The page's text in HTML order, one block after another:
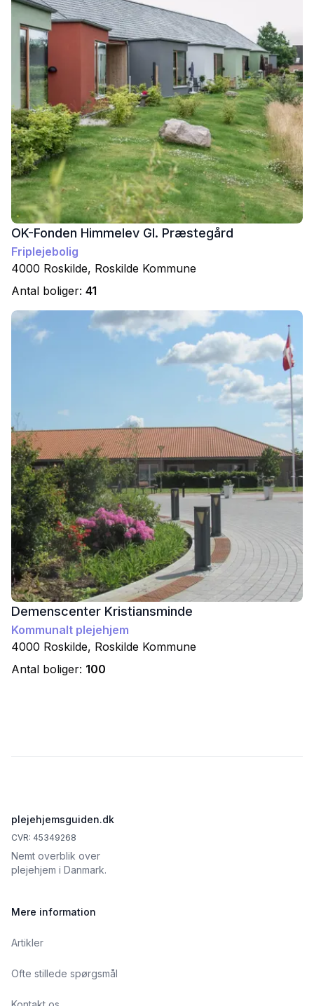
OK-Fonden Himmelev Gl. Præstegård
Friplejebolig
4000 Roskilde, Roskilde Kommune
Antal boliger: 41
Demenscenter Kristiansminde
Kommunalt plejehjem
4000 Roskilde, Roskilde Kommune
Antal boliger: 100
plejehjemsguiden.dk
CVR: 45349268
Nemt overblik over
plejehjem i Danmark.
Mere information
Artikler
Ofte stillede spørgsmål